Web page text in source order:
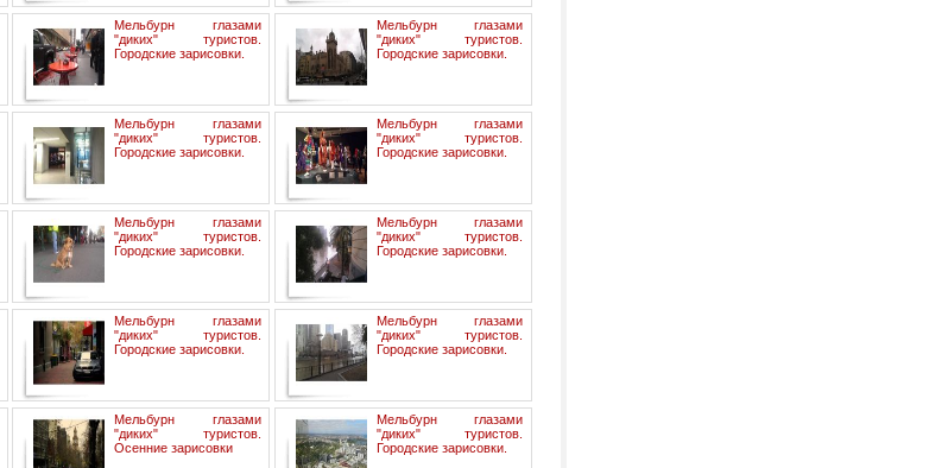
Мельбурн глазами
"диких" туристов.
Городские зарисовки.
Мельбурн глазами
"диких" туристов.
Городские зарисовки.
Мельбурн глазами
"диких" туристов.
Городские зарисовки.
Мельбурн глазами
"диких" туристов.
Городские зарисовки.
Мельбурн глазами
"диких" туристов.
Городские зарисовки.
Мельбурн глазами
"диких" туристов.
Городские зарисовки.
Мельбурн глазами
"диких" туристов.
Городские зарисовки.
Мельбурн глазами
"диких" туристов.
Городские зарисовки.
Мельбурн глазами
"диких" туристов.
Осенние зарисовки
Мельбурн глазами
"диких" туристов.
Городские зарисовки.